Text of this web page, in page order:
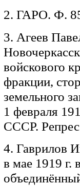
2. ГАРО. Ф.
3. Агеев
войскового
фракции,
земельного
1 февраля
СССР.
4. Гаврилов
в мае 1919 г.